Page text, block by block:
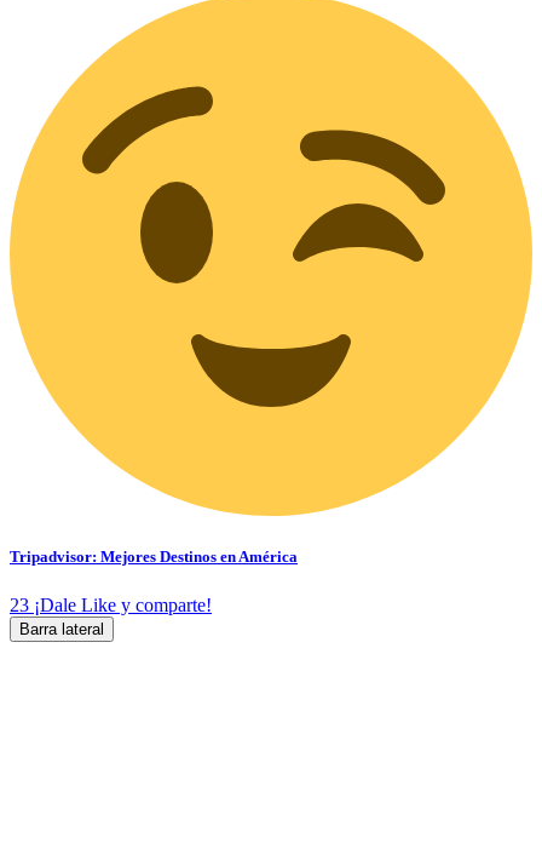
Tripadvisor: Mejores Destinos en América
23 ¡Dale Like y comparte!
Barra lateral